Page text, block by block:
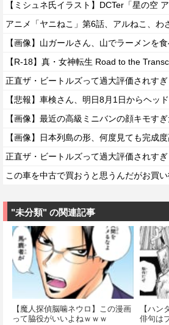
正直ザ・ビートルズって過大評価されす
【画像】最近の高級ミニバンの顔キモす
【画像】日本列島の形、何度見ても完成
正直ザ・ビートルズって過大評価されす
この車を中古で買おうと思うんだがお買い
"未分類" の関連記事
【魔人探偵脳噛ネウロ】この漫画
って脇役がいいよねｗｗｗ
【ハ
俳句は